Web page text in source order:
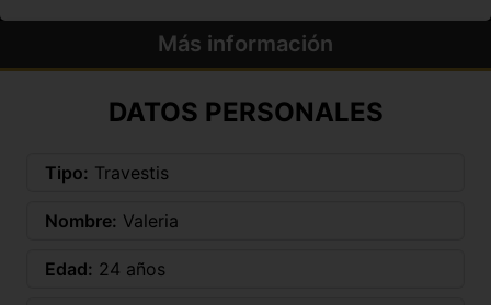
Más información
DATOS PERSONALES
Tipo: Travestis
Nombre: Valeria
Edad: 24 años